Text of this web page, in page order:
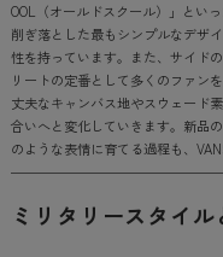
OOL（オールドスクール）」とい
削ぎ落とした最もシンプルなデザ
性を持っています。また、サイド
リートの定番として多くのファン
丈夫なキャンバス地やスウェード
合いへと変化していきます。新品
のような表情に育てる過程も、
ミリタリースタイ